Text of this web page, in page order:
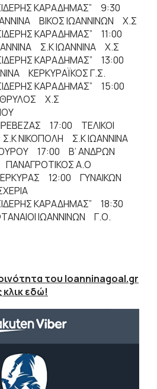
ΚΑΡΑΔΗΜΑΣ” 9:30
ΒΙΚΟΣ ΙΩΑΝΝΙΝΩΝ Χ.Σ
ΚΑΡΑΔΗΜΑΣ” 11:00
Σ.Κ ΙΩΑΝΝΙΝΑ Χ.Σ
ΚΑΡΑΔΗΜΑΣ” 13:00
ΚΕΡΚΥΡΑΪΚΟΣ Γ.Σ.
ΚΑΡΑΔΗΜΑΣ” 15:00
ΘΡΥΛΟΣ Χ.Σ
17:00 ΤΕΛΙΚΟΙ
ΝΙΚΟΠΟΛΗ Σ.Κ ΙΩΑΝΝΙΝΑ
17:00 Β’ ΑΝΔΡΩΝ
ΠΑΝΑΓΡΟΤΙΚΟΣ Α.Ο
12:00 ΓΥΝΑΙΚΩΝ
ΚΑΡΑΔΗΜΑΣ” 18:30
ΙΩΑΝΝΙΝΩΝ Γ.Ο.
του Ioanninagoal.gr
εδώ!